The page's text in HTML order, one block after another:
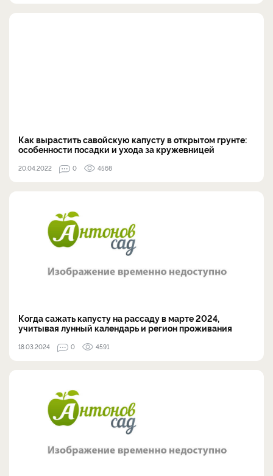
Как вырастить савойскую капусту в открытом грунте:
особенности посадки и ухода за кружевницей
20.04.2022 0 4568
Когда сажать капусту на рассаду в марте 2024,
учитывая лунный календарь и регион проживания
18.03.2024 0 4591